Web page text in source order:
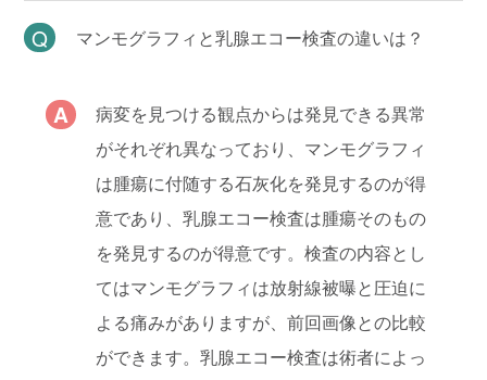
マンモグラフィと乳腺エコー検査の違いは？
病変を見つける観点からは発見できる異常
がそれぞれ異なっており、マンモグラフィ
は腫瘍に付随する石灰化を発見するのが得
意であり、乳腺エコー検査は腫瘍そのもの
を発見するのが得意です。検査の内容とし
てはマンモグラフィは放射線被曝と圧迫に
よる痛みがありますが、前回画像との比較
ができます。乳腺エコー検査は術者によっ